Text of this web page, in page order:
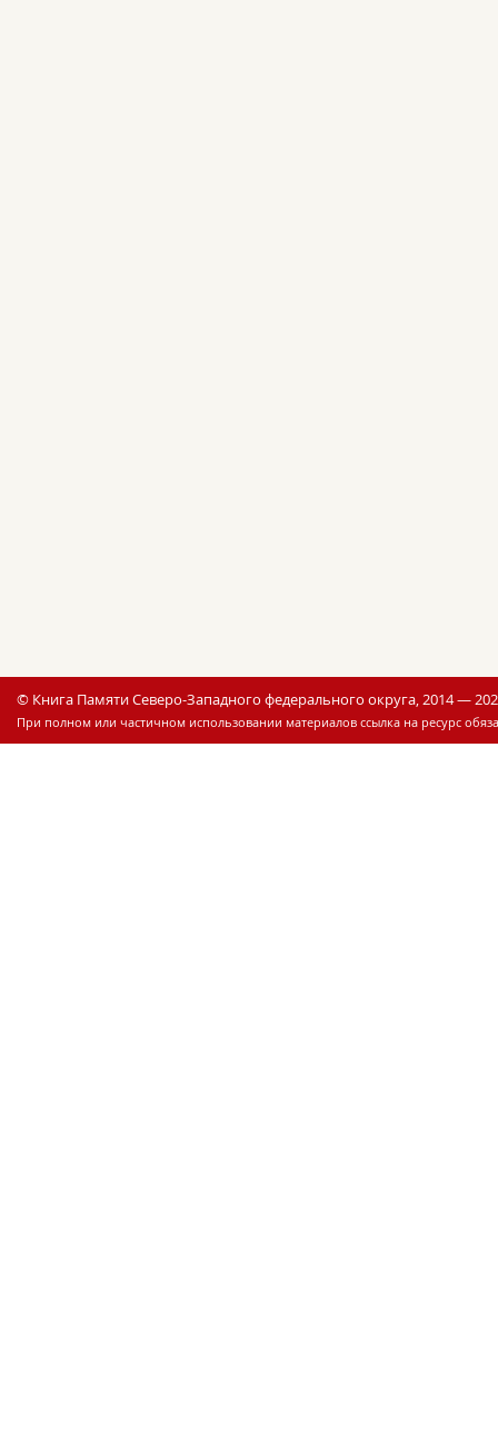
© Книга Памяти Северо-Западного федерального округа, 2014 —
При полном или частичном использовании материалов ссылка на ресурс